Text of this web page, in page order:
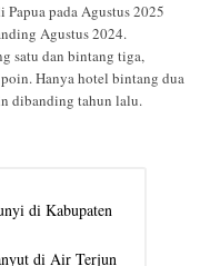
pada Agustus 2025
Agustus 2024.
satu dan bintang tiga,
Hanya hotel bintang dua
dibanding tahun lalu.
di Kabupaten
di Air Terjun